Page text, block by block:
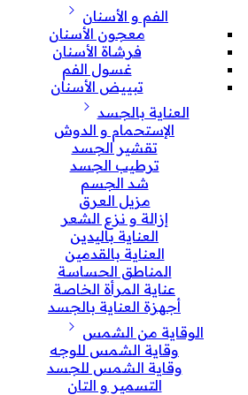
الفم و الأسنان
معجون الأسنان
فرشاة الأسنان
غسول الفم
تبييض الأسنان
العناية بالجسد
الإستحمام و الدوش
تقشير الجسد
ترطيب الجسد
شد الجسم
مزيل العرق
إزالة و نزع الشعر
العناية باليدين
العناية بالقدمين
المناطق الحساسة
عناية المرأة الخاصة
أجهزة العناية بالجسد
الوقاية من الشمس
وقاية الشمس للوجه
وقاية الشمس للجسد
التسمير و التان